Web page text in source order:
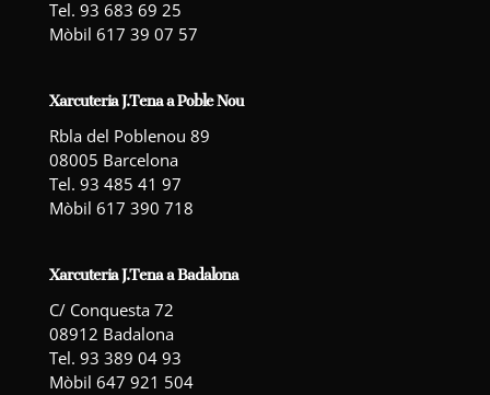
Tel. 93 683 69 25
Mòbil 617 39 07 57
Xarcuteria J.Tena a Poble Nou
Rbla del Poblenou 89
08005 Barcelona
Tel. 93 485 41 97
Mòbil 617 390 718
Xarcuteria J.Tena a Badalona
C/ Conquesta 72
08912 Badalona
Tel. 93 389 04 93
Mòbil 647 921 504